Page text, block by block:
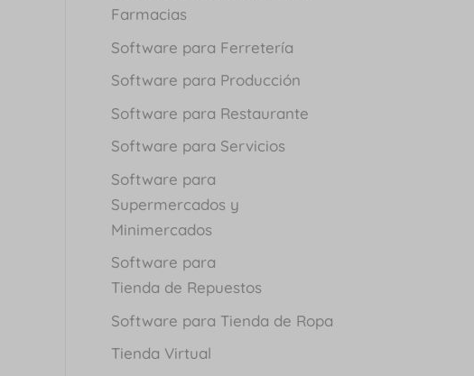
Farmacias
Software para Ferretería
Software para Producción
Software para Restaurante
Software para Servicios
Software para
Supermercados y
Minimercados
Software para
Tienda de Repuestos
Software para Tienda de Ropa
Tienda Virtual